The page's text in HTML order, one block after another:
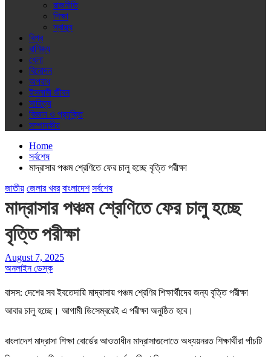
রাজনীতি
শিক্ষা
স্বাস্থ্য
বিশ্ব
বাণিজ্য
খেলা
বিনোদন
অপরাধ
ইসলামী জীবন
সাহিত্য
বিজ্ঞান ও প্রযুক্তি
সম্পাদকীয়
Home
সর্বশেষ
মাদ্রাসার পঞ্চম শ্রেণিতে ফের চালু হচ্ছে বৃত্তি পরীক্ষা
জাতীয় জেলার খবর বাংলাদেশ সর্বশেষ
মাদ্রাসার পঞ্চম শ্রেণিতে ফের চালু হচ্ছে
বৃত্তি পরীক্ষা
August 7, 2025
অনলাইন ডেস্ক
বাসস: দেশের সব ইবতেদায়ি মাদ্রাসায় পঞ্চম শ্রেণির শিক্ষার্থীদের জন্য বৃত্তি পরীক্ষা
আবার চালু হচ্ছে। আগামী ডিসেম্বরেই এ পরীক্ষা অনুষ্ঠিত হবে।
বাংলাদেশ মাদ্রাসা শিক্ষা বোর্ডের আওতাধীন মাদ্রাসাগুলোতে অধ্যয়নরত শিক্ষার্থীরা পাঁচটি